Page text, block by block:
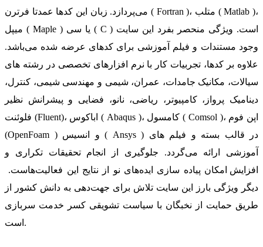
می‌پردازد. زبان این کدها عمدتا فرترن ( Fortran )، متلب ( Matlab )،
میپل ( Maple ) یا سی ( C ) است. ویژگی منحصر بفرد این سایت
وجود مستندات و فیلم آموزشی برای کدهای عرضه شده می‌باشد.
علاوه بر کدها، تجربیات کار با نرم افزارهای تخصصی در رشته های
سیالات، مکانیک جامدات، عمران، شیمی و مهندسی شیمی، کنترل،
دینامیک پرواز، کامپیوتر، ریاضی، نانو، فضایی و پیشرانش نظیر
فلوئنت (Fluent)، اباکوس ( Abaqus )، کامسول ( Comsol )، اپن فوم
(OpenFoam ) و انسیس ( Ansys ) در قالب بسته‌ و فیلم های
آموزشی ارائه می‌گردد. جلوگیری از انجام تحقیقات تکراری و
افزایش امکان پیاده سازی ایده‌های نو از نتایج این فعالیت‌هاست.
دیگر ویژگی بارز این سایت تلاش برای جهت‌دهی به دانش کشور از
طریق حمایت از نخبگان با سیاست تشویقی کسر خدمت سربازی
است.